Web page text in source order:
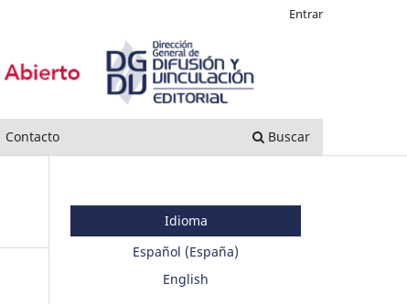
Contacto Buscar
Entrar
Idioma
Español (España)
English